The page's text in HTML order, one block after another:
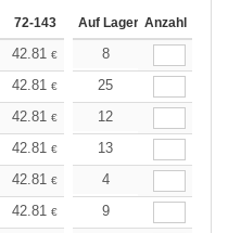
72-143 144-287 288 +
Auf Lager Anzahl
42.81 € 40.67
8
42.81 € 40.67€
25
42.81 € 40.67€
12
42.81 € 40.67€
13
42.81 € 40.67
4
42.81 € 40.67
9